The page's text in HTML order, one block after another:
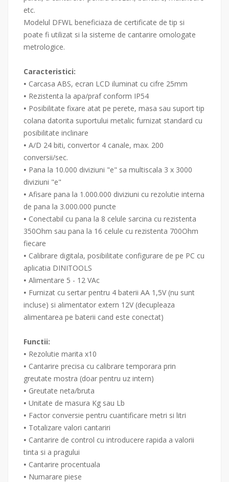
etc.
Modelul DFWL beneficiaza de certificate de tip si
poate fi utilizat si la sisteme de cantarire omologate
metrologice.
Caracteristici:
• Carcasa ABS, ecran LCD iluminat cu cifre 25mm
• Rezistenta la apa/praf conform IP54
• Posibilitate fixare atat pe perete, masa sau suport tip
colana datorita suportului metalic furnizat standard cu
posibilitate inclinare
• A/D 24 biti, convertor 4 canale, max. 200
conversii/sec.
• Pana la 10.000 diviziuni "e" sa multiscala 3 x 3000
diviziuni "e"
• Afisare pana la 1.000.000 diviziuni cu rezolutie interna
de pana la 3.000.000 puncte
• Conectabil cu pana la 8 celule sarcina cu rezistenta
350Ohm sau pana la 16 celule cu rezistenta 700Ohm
fiecare
• Calibrare digitala, posibilitate configurare de pe PC cu
aplicatia DINITOOLS
• Alimentare 5 - 12 VAc
• Furnizat cu sertar pentru 4 baterii AA 1,5V (nu sunt
incluse) si alimentator extern 12V (decupleaza
alimentarea pe baterii cand este conectat)
Functii:
• Rezolutie marita x10
• Cantarire precisa cu calibrare temporara prin
greutate mostra (doar pentru uz intern)
• Greutate neta/bruta
• Unitate de masura Kg sau Lb
• Factor conversie pentru cuantificare metri si litri
• Totalizare valori cantariri
• Cantarire de control cu introducere rapida a valorii
tinta si a pragului
• Cantarire procentuala
• Numarare piese